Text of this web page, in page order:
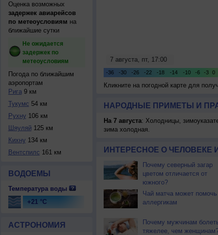
Оценка возможных
задержек авиарейсов
по метеоусловиям на
ближайшие сутки
Не ожидается
задержек по
метеоусловиям
Погода по ближайшим
аэропортам
Рига9 км
Тукумс 54 км
Рухну 106 км
Шяуляй 125 км
Кихну 134 км
Вентспилс 161 км
ВОДОЕМЫ
Температура воды
+21 °C
АСТРОНОМИЯ
Кликните на погодной карте для
НАРОДНЫЕ ПРИМЕТЫ И
На 7 августа: Холодницы,
зима холодная.
ИНТЕРЕСНОЕ О ЧЕЛОВЕКЕ
Почему северный загар
цветом отличается от
южного?
Чай матча может помочь
аллергикам
Почему мужчинам
тяжелее, чем